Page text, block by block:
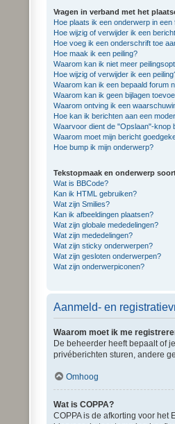
Vragen in verband met het
Hoe plaats ik een onderwerp in
Hoe wijzig of verwijder ik een
Hoe voeg ik een onderschrift toe
Hoe maak ik een peiling?
Waarom kan ik niet meer
Hoe wijzig of verwijder ik een
Waarom kan ik een bepaald forum
Waarom kan ik geen bijlagen
Waarom ontving ik een
Hoe kan ik berichten aan een
Waarvoor dient de "Opslaan"-knop
Waarom moet mijn bericht
Hoe bump ik mijn onderwerp?
Tekstopmaak en onderwerp
Wat is BBCode?
Kan ik HTML gebruiken?
Wat zijn Smilies?
Kan ik afbeeldingen plaatsen?
Wat zijn globale mededelingen?
Wat zijn mededelingen?
Wat zijn sticky onderwerpen?
Wat zijn gesloten onderwerpen?
Wat zijn onderwerpiconen?
Aanmeld- en
Waarom moet ik me
De beheerder heeft bepaalt of
privéberichten sturen, andere
Omhoog
Wat is COPPA?
COPPA is de afkorting voor het